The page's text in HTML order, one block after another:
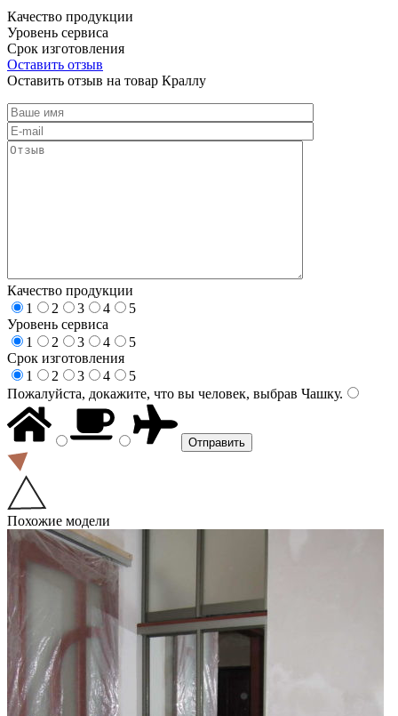
Качество продукции
Уровень сервиса
Срок изготовления
Оставить отзыв
Оставить отзыв на товар Краллу
Качество продукции
1
2 3 4
5
Уровень сервиса
1
2 3 4
5
Срок изготовления
1
2 3 4
5
Пожалуйста, докажите, что вы человек, выбрав Чашку.
Похожие модели